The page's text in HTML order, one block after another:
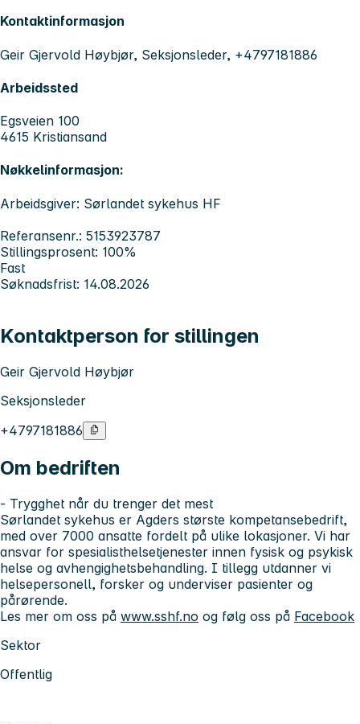
Kontaktinformasjon
Geir Gjervold Høybjør, Seksjonsleder, +4797181886
Arbeidssted
Egsveien 100
4615 Kristiansand
Nøkkelinformasjon:
Arbeidsgiver: Sørlandet sykehus HF
Referansenr.: 5153923787
Stillingsprosent: 100%
Fast
Søknadsfrist: 14.08.2026
Kontaktperson for stillingen
Geir Gjervold Høybjør
Seksjonsleder
+4797181886
Om bedriften
- Trygghet når du trenger det mest
Sørlandet sykehus er Agders største kompetansebedrift,
med over 7000 ansatte fordelt på ulike lokasjoner. Vi har
ansvar for spesialisthelsetjenester innen fysisk og psykisk
helse og avhengighetsbehandling. I tillegg utdanner vi
helsepersonell, forsker og underviser pasienter og
pårørende.
Les mer om oss på www.sshf.no og følg oss på Facebook
Sektor
Offentlig